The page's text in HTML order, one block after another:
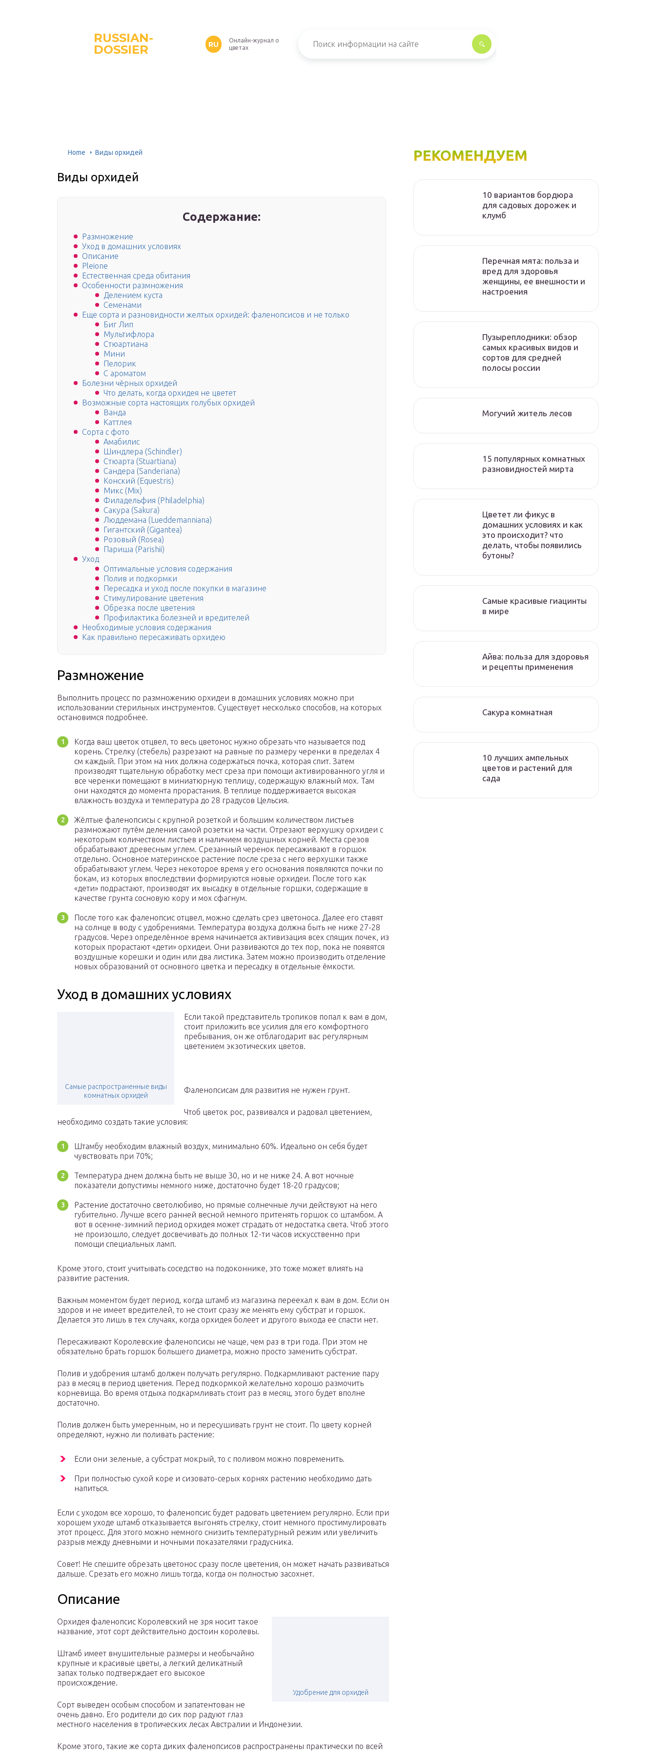
RUSSIAN-
DOSSIER
RU
Онлайн-журнал о
цветах
Home Виды орхидей
Виды орхидей
Содержание:
Размножение
Уход в домашних условиях
Описание
Pleione
Естественная среда обитания
Особенности размножения
Делением куста
Семенами
Еще сорта и разновидности желтых орхидей: фаленопсисов и не только
Биг Лип
Мультифлора
Стюартиана
Мини
Пелорик
С ароматом
Болезни чёрных орхидей
Что делать, когда орхидея не цветет
Возможные сорта настоящих голубых орхидей
Ванда
Каттлея
Сорта с фото
Амабилис
Шиндлера (Schindler)
Стюарта (Stuartiana)
Сандера (Sanderiana)
Конский (Equestris)
Микс (Mix)
Филадельфия (Philadelphia)
Сакура (Sakura)
Люддемана (Lueddemanniana)
Гигантский (Gigantea)
Розовый (Rosea)
Париша (Parishii)
Уход
Оптимальные условия содержания
Полив и подкормки
Пересадка и уход после покупки в магазине
Стимулирование цветения
Обрезка после цветения
Профилактика болезней и вредителей
Необходимые условия содержания
Как правильно пересаживать орхидею
Размножение
Выполнить процесс по размножению орхидеи в домашних условиях можно при
использовании стерильных инструментов. Существует несколько способов, на которых
остановимся подробнее.
Когда ваш цветок отцвел, то весь цветонос нужно обрезать что называется под
корень. Стрелку (стебель) разрезают на равные по размеру черенки в пределах 4
см каждый. При этом на них должна содержаться почка, которая спит. Затем
производят тщательную обработку мест среза при помощи активированного угля и
все черенки помещают в миниатюрную теплицу, содержащую влажный мох. Там
они находятся до момента прорастания. В теплице поддерживается высокая
влажность воздуха и температура до 28 градусов Цельсия.
Жёлтые фаленопсисы с крупной розеткой и большим количеством листьев
размножают путём деления самой розетки на части. Отрезают верхушку орхидеи с
некоторым количеством листьев и наличием воздушных корней. Места срезов
обрабатывают древесным углем. Срезанный черенок пересаживают в горшок
отдельно. Основное материнское растение после среза с него верхушки также
обрабатывают углем. Через некоторое время у его основания появляются почки по
бокам, из которых впоследствии формируются новые орхидеи. После того как
«дети» подрастают, производят их высадку в отдельные горшки, содержащие в
качестве грунта сосновую кору и мох сфагнум.
После того как фаленопсис отцвел, можно сделать срез цветоноса. Далее его ставят
на солнце в воду с удобрениями. Температура воздуха должна быть не ниже 27-28
градусов. Через определённое время начинается активизация всех спящих почек, из
которых прорастают «дети» орхидеи. Они развиваются до тех пор, пока не появятся
воздушные корешки и один или два листика. Затем можно производить отделение
новых образований от основного цветка и пересадку в отдельные ёмкости.
Уход в домашних условиях
Самые распространенные виды
комнатных орхидей
Если такой представитель тропиков попал к вам в дом,
стоит приложить все усилия для его комфортного
пребывания, он же отблагодарит вас регулярным
цветением экзотических цветов.
Фаленопсисам для развития не нужен грунт.
Чтоб цветок рос, развивался и радовал цветением,
необходимо создать такие условия:
Штамбу необходим влажный воздух, минимально 60%. Идеально он себя будет
чувствовать при 70%;
Температура днем должна быть не выше 30, но и не ниже 24. А вот ночные
показатели допустимы немного ниже, достаточно будет 18-20 градусов;
Растение достаточно светолюбиво, но прямые солнечные лучи действуют на него
губительно. Лучше всего ранней весной немного притенять горшок со штамбом. А
вот в осенне-зимний период орхидея может страдать от недостатка света. Чтоб этого
не произошло, следует досвечивать до полных 12-ти часов искусственно при
помощи специальных ламп.
Кроме этого, стоит учитывать соседство на подоконнике, это тоже может влиять на
развитие растения.
Важным моментом будет период, когда штамб из магазина переехал к вам в дом. Если он
здоров и не имеет вредителей, то не стоит сразу же менять ему субстрат и горшок.
Делается это лишь в тех случаях, когда орхидея болеет и другого выхода ее спасти нет.
Пересаживают Королевские фаленопсисы не чаще, чем раз в три года. При этом не
обязательно брать горшок большего диаметра, можно просто заменить субстрат.
Полив и удобрения штамб должен получать регулярно. Подкармливают растение пару
раз в месяц в период цветения. Перед подкормкой желательно хорошо размочить
корневища. Во время отдыха подкармливать стоит раз в месяц, этого будет вполне
достаточно.
Полив должен быть умеренным, но и пересушивать грунт не стоит. По цвету корней
определяют, нужно ли поливать растение:
Если они зеленые, а субстрат мокрый, то с поливом можно повременить.
При полностью сухой коре и сизовато-серых корнях растению необходимо дать
напиться.
Если с уходом все хорошо, то фаленопсис будет радовать цветением регулярно. Если при
хорошем уходе штамб отказывается выгонять стрелку, стоит немного простимулировать
этот процесс. Для этого можно немного снизить температурный режим или увеличить
разрыв между дневными и ночными показателями градусника.
Совет! Не спешите обрезать цветонос сразу после цветения, он может начать развиваться
дальше. Срезать его можно лишь тогда, когда он полностью засохнет.
Описание
Удобрение для орхидей
Орхидея фаленопсис Королевский не зря носит такое
название, этот сорт действительно достоин королевы.
Штамб имеет внушительные размеры и необычайно
крупные и красивые цветы, а легкий деликатный
запах только подтверждает его высокое
происхождение.
Сорт выведен особым способом и запатентован не
очень давно. Его родители до сих пор радуют глаз
местного населения в тропических лесах Австралии и Индонезии.
Кроме этого, такие же сорта диких фаленопсисов распространены практически по всей
РЕКОМЕНДУЕМ
10 вариантов бордюра
для садовых дорожек и
клумб
Перечная мята: польза и
вред для здоровья
женщины, ее внешности и
настроения
Пузыреплодники: обзор
самых красивых видов и
сортов для средней
полосы россии
Могучий житель лесов
15 популярных комнатных
разновидностей мирта
Цветет ли фикус в
домашних условиях и как
это происходит? что
делать, чтобы появились
бутоны?
Самые красивые гиацинты
в мире
Айва: польза для здоровья
и рецепты применения
Сакура комнатная
10 лучших ампельных
цветов и растений для
сада